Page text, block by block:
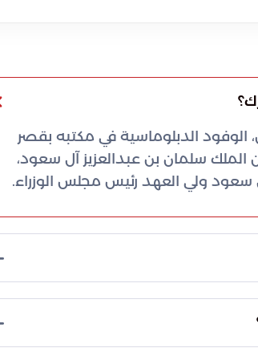
الوفود الدبلوماسية في مكتبه بقصر
الملك سلمان بن عبدالعزيز آل سعود،
سعود ولي العهد رئيس مجلس الوزراء.
قدم التهاني للقيادة السعودية.